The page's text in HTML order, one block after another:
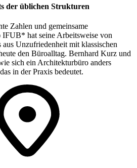
der üblichen Strukturen
Zahlen und gemeinsame
hat seine Arbeitsweise von
Unzufriedenheit mit klassischen
den Büroalltag. Bernhard Kurz und
sich ein Architekturbüro anders
in der Praxis bedeutet.